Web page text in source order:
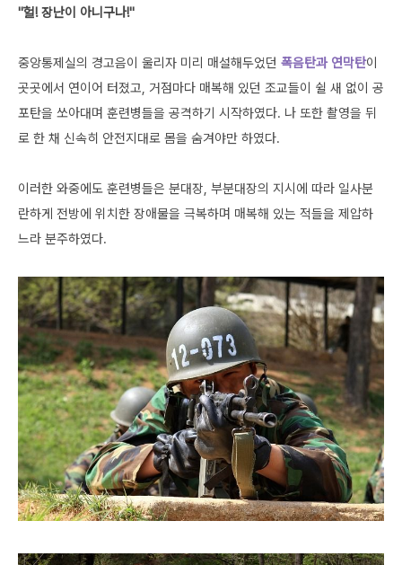
"헐! 장난이 아니구나!"
중앙통제실의 경고음이 울리자 미리 매설해두었던 폭음탄과 연막탄이
곳곳에서 연이어 터졌고, 거점마다 매복해 있던 조교들이 쉴 새 없이 공
포탄을 쏘아대며 훈련병들을 공격하기 시작하였다. 나 또한 촬영을 뒤
로 한 채 신속히 안전지대로 몸을 숨겨야만 하였다.
이러한 와중에도 훈련병들은 분대장, 부분대장의 지시에 따라 일사분
란하게 전방에 위치한 장애물을 극복하며 매복해 있는 적들을 제압하
느라 분주하였다.